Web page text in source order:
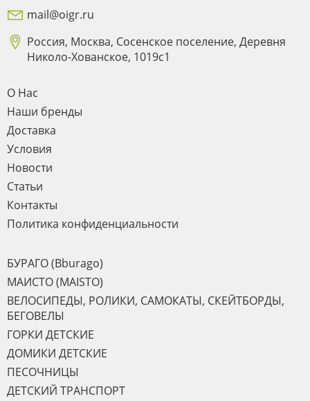
mail@oigr.ru
Россия, Москва, Сосенское поселение, Деревня
Николо-Хованское, 1019с1
О Нас
Наши бренды
Доставка
Условия
Новости
Статьи
Контакты
Политика конфиденциальности
БУРАГО (Bburago)
МАИСТО (MAISTO)
ВЕЛОСИПЕДЫ, РОЛИКИ, САМОКАТЫ, СКЕЙТБОРДЫ,
БЕГОВЕЛЫ
ГОРКИ ДЕТСКИЕ
ДОМИКИ ДЕТСКИЕ
ПЕСОЧНИЦЫ
ДЕТСКИЙ ТРАНСПОРТ